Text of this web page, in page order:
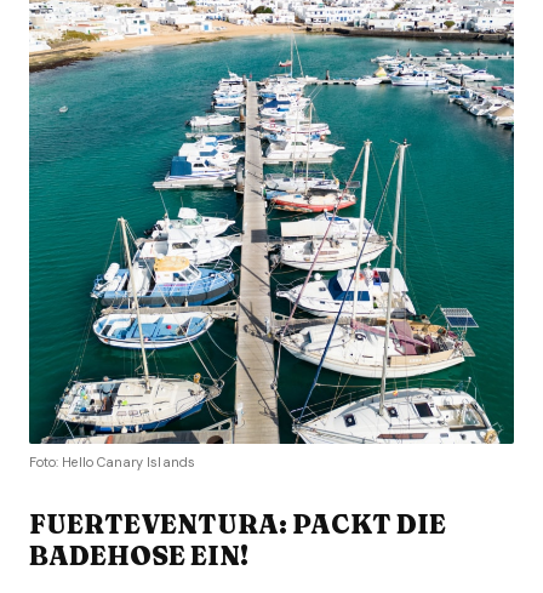
Foto: Hello Canary Islands
FUERTEVENTURA: PACKT DIE
BADEHOSE EIN!